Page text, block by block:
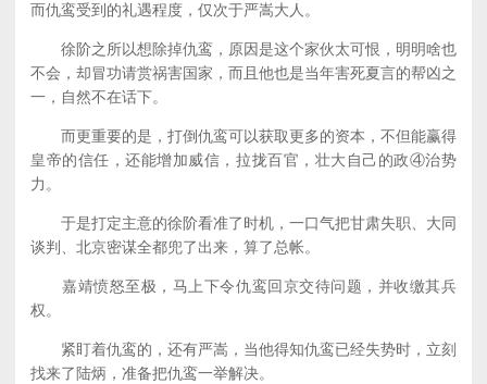
而仇鸾受到的礼遇程度，仅次于严嵩大人。
徐阶之所以想除掉仇鸾，原因是这个家伙太可恨，明明啥也
不会，却冒功请赏祸害国家，而且他也是当年害死夏言的帮凶之
一，自然不在话下。
而更重要的是，打倒仇鸾可以获取更多的资本，不但能赢得
皇帝的信任，还能增加威信，拉拢百官，壮大自己的政④治势
力。
于是打定主意的徐阶看准了时机，一口气把甘肃失职、大同
谈判、北京密谋全都兜了出来，算了总帐。
嘉靖愤怒至极，马上下令仇鸾回京交待问题，并收缴其兵
权。
紧盯着仇鸾的，还有严嵩，当他得知仇鸾已经失势时，立刻
找来了陆炳，准备把仇鸾一举解决。